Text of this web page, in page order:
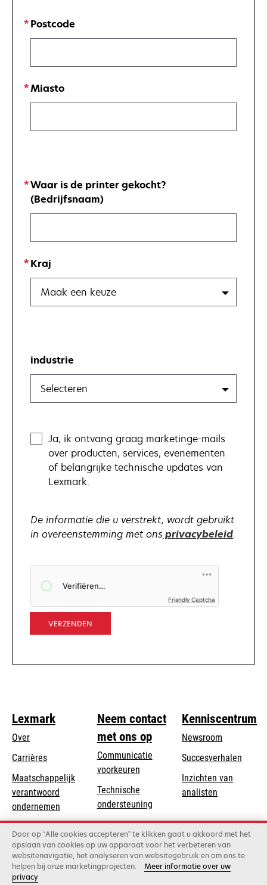
Postcode
Miasto
Waar is de printer gekocht?
(Bedrijfsnaam)
Kraj
Maak een keuze
industrie
Selecteren
EmailConsent
Ja, ik ontvang graag marketinge-mails
over producten, services, evenementen
of belangrijke technische updates van
Lexmark.
De informatie die u verstrekt, wordt gebruikt
in overeenstemming met ons privacybeleid.
Friendly Captchain
a
VERZENDEN
Lexmark
Over
Carrières
Maatschappelijk
verantwoord
ondernemen
in
a
new
tab
Duurzaamheid
Lexmark Partners
Neem contact
met ons op
Communicatie
voorkeuren
Technische
ondersteuningopens
in
a
new
tab
Product registratie
Vind een dealer
Kenniscentrum
Newsroom
Succesverhalen
Inzichten van
analisten
Door op “Alle cookies accepteren” te klikken gaat u akkoord met het
opslaan van cookies op uw apparaat voor het verbeteren van
websitenavigatie, het analyseren van websitegebruik en om ons te
helpen bij onze marketingprojecten.
Meer informatie over uw
privacy